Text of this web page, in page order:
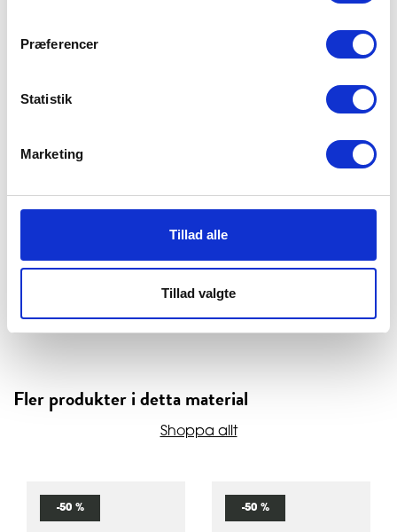
Præferencer
Statistik
Marketing
Tillad alle
Tillad valgte
Gratis frakt vid köp över 1.000 SEK
365 DAGARS RETURRÄTT
SNABB LEVERERING
Fler produkter i detta material
Shoppa allt
-50 % -50 %